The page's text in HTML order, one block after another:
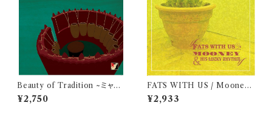
Beauty of Tradition ~ミャン
マー民族音楽への旅~
¥2,750
FATS WITH US / Mooney
& his Lucky Rhythm
¥2,933